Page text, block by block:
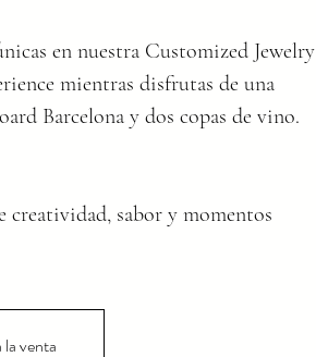
en nuestra Customized Jewelry
mientras disfrutas de una
Barcelona y dos copas de vino.
creatividad, sabor y momentos
la venta